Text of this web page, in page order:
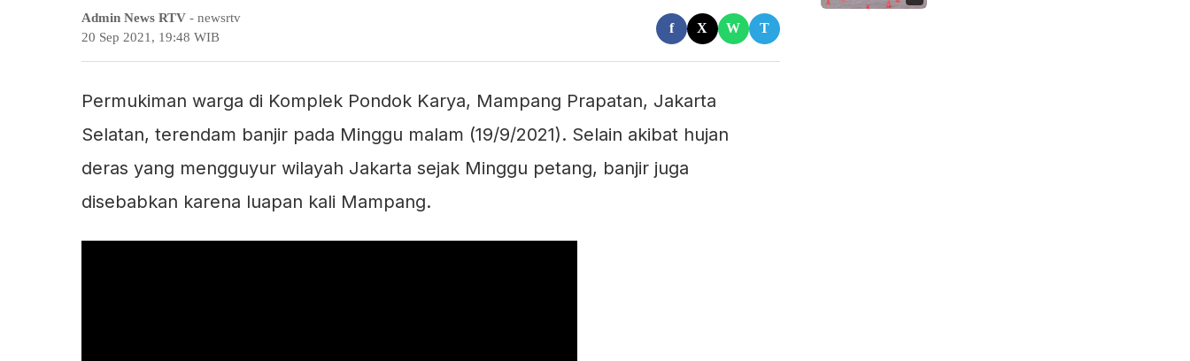
Admin News RTV - newsrtv
20 Sep 2021, 19:48 WIB
f X W T
Permukiman warga di Komplek Pondok Karya, Mampang Prapatan, Jakarta
Selatan, terendam banjir pada Minggu malam (19/9/2021). Selain akibat hujan
deras yang mengguyur wilayah Jakarta sejak Minggu petang, banjir juga
disebabkan karena luapan kali Mampang.